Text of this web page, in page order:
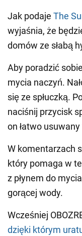
Jak podaje The
wyjaśnia, że
domów ze słabą
Aby poradzić
mycia naczyń.
się ze spłuczką.
naciśnij przycisk
on łatwo
W komentarzach
który pomaga w
z płynem do
gorącej wody.
Wcześniej
dzięki którym